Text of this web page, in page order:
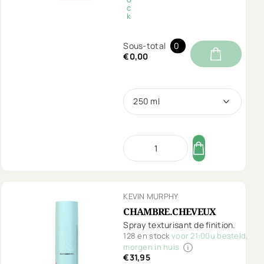
c
k
Sous-total
0
€0,00
250 ml
KEVIN MURPHY
CHAMBRE.CHEVEUX
Spray texturisant de finition.
128 en stockvoor 21:00u besteld,
morgen in huis
€31,95